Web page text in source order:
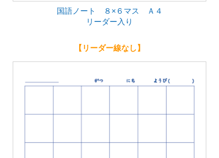
国語ノート ８×６マス Ａ４
リーダー入り
【リーダー線なし】